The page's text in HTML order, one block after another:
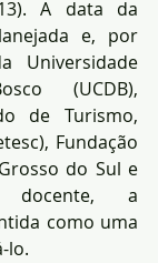
A data da
e, por
Universidade
(UCDB),
de Turismo,
Fundação
do Sul e
a
como uma
lo.